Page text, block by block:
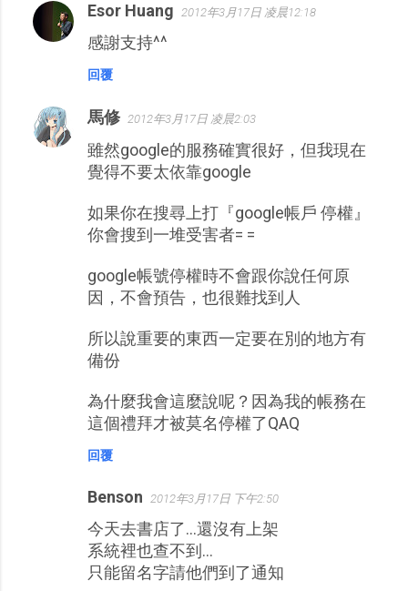
Esor Huang 2012年3月17日 凌晨12:18
感謝支持^^
回覆
馬修 2012年3月17日 凌晨2:03
雖然google的服務確實很好，但我現在
覺得不要太依靠google
如果你在搜尋上打『google帳戶 停權』
你會搜到一堆受害者= =
google帳號停權時不會跟你說任何原
因，不會預告，也很難找到人
所以說重要的東西一定要在別的地方有
備份
為什麼我會這麼說呢？因為我的帳務在
這個禮拜才被莫名停權了QAQ
回覆
Benson 2012年3月17日 下午2:50
今天去書店了...還沒有上架
系統裡也查不到...
只能留名字請他們到了通知